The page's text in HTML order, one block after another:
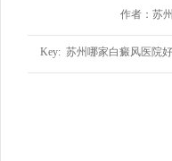
作者：苏
Key: 苏州哪家白癜风医院好